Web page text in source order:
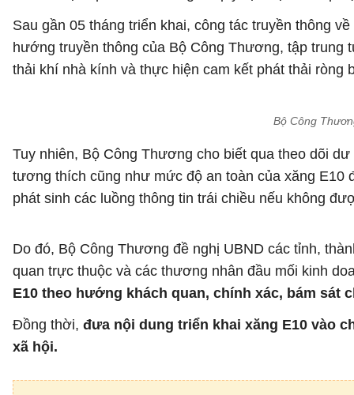
Sau gần 05 tháng triển khai, công tác truyền thông
hướng truyền thông của Bộ Công Thương, tập
thải khí nhà kính và thực hiện cam kết phát thải ròng
Bộ Công
Tuy nhiên, Bộ Công Thương cho biết qua theo dõi
tương thích cũng như mức độ an toàn của xăng
phát sinh các luồng thông tin trái chiều nếu không
Do đó, Bộ Công Thương đề nghị UBND các tỉnh,
quan trực thuộc và các thương nhân đầu mối kinh
E10 theo hướng khách quan, chính xác, bám sát
Đồng thời, đưa nội dung triển khai xăng E10 vào
xã hội.